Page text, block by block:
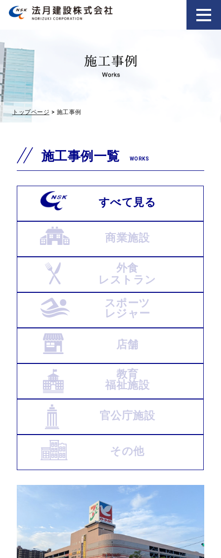
トップページ > 施工事例
施工事例一覧 WORKS
すべて見る
商業施設
外食
レストラン
スポーツ
レジャー
店舗
教育
福祉施設
官公庁施設
その他